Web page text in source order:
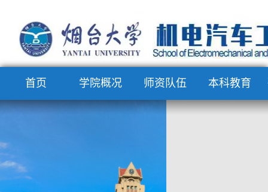
首页 学院概况 师资队伍 本科教育